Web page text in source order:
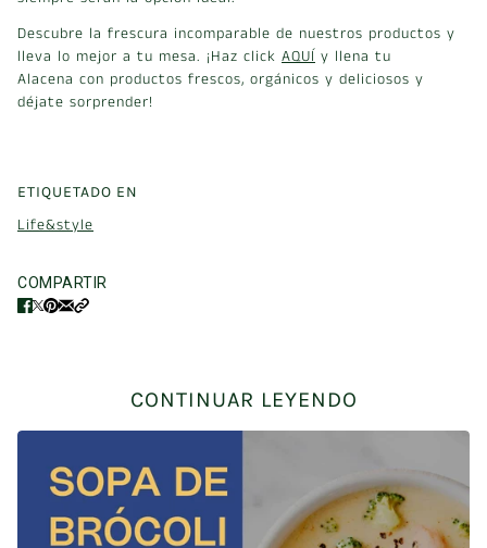
Descubre la frescura incomparable de nuestros productos y
lleva lo mejor a tu mesa. ¡Haz click AQUÍ y llena tu
Alacena con productos frescos, orgánicos y deliciosos y
déjate sorprender!
ETIQUETADO EN
Life&style
COMPARTIR
CONTINUAR LEYENDO